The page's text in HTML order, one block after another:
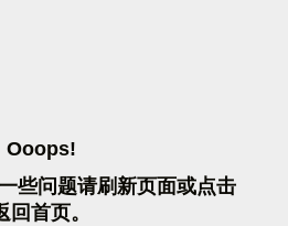
OOOPS!
些问题请刷 新页面或点击
回首页。